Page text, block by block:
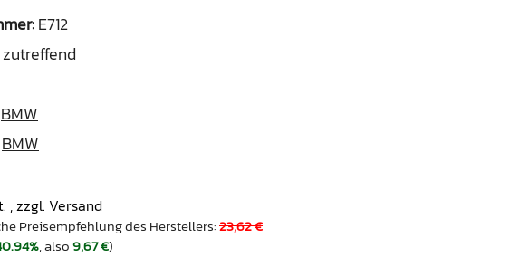
E712
BMW
BMW
, zzgl. Versand
Preisempfehlung des Herstellers:23,62 €
, also9,67 €)